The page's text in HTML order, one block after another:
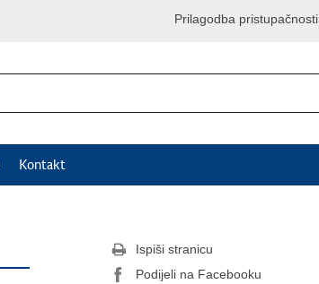
Prilagodba pristupačnosti
Kontakt
Ispiši stranicu
Podijeli na Facebooku